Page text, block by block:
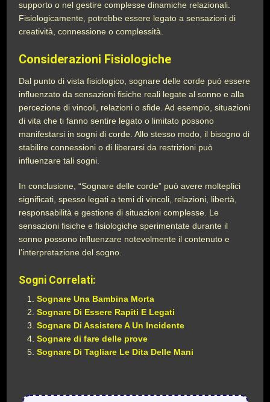
supporto o nel gestire complesse dinamiche relazionali.
Fisiologicamente, potrebbe essere legato a sensazioni di
creatività, connessione o complessità.
Considerazioni Fisiologiche
Dal punto di vista fisiologico, sognare delle corde può essere
influenzato da sensazioni fisiche reali legate al sonno e alla
percezione di vincoli, relazioni o sfide. Ad esempio, situazioni
di vita che ti fanno sentire legato o limitato possono
manifestarsi in sogni di corde. Allo stesso modo, il bisogno di
stabilire connessioni o di liberarsi da restrizioni può
influenzare tali sogni.
In conclusione, “Sognare delle corde” può avere molteplici
significati, spesso legati a temi di vincoli, relazioni, libertà,
responsabilità e gestione di situazioni complesse. Le
sensazioni fisiche e fisiologiche sperimentate durante il
sonno possono influenzare notevolmente il contenuto e
l’interpretazione del sogno.
Sogni Correlati:
Sognare Una Bambina Morta
Sognare Di Essere Rapiti E Legati
Sognare Di Assistere A Un Incidente
Sognare di fare delle prove
Sognare Di Tagliare Le Dita Delle Mani